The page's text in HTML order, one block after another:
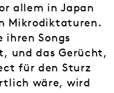
allem in Japan
Mikrodiktaturen.
Songs
und das Gerücht,
für den Sturz
wäre, wird